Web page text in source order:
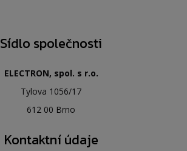
Sídlo společnosti
ELECTRON, spol. s r.o.
Tylova 1056/17
612 00 Brno
Kontaktní údaje